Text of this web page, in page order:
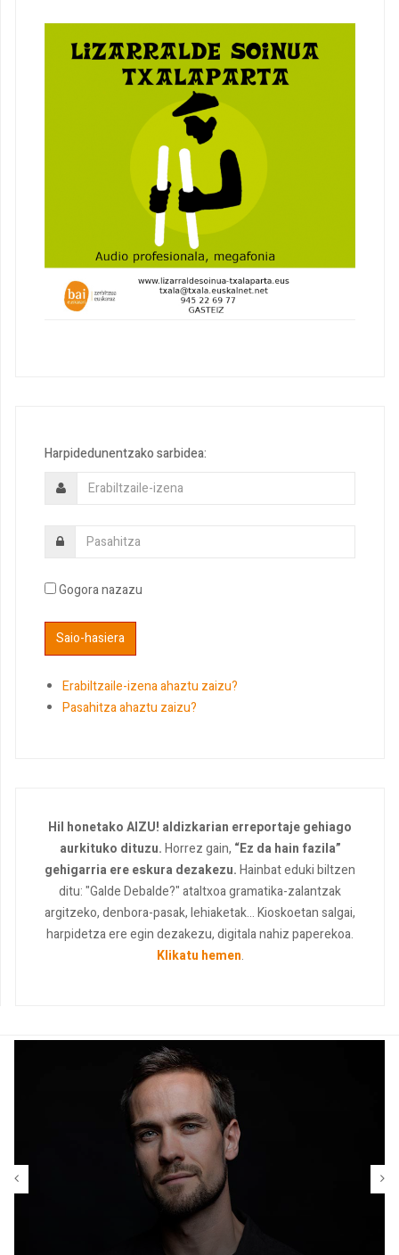
Harpidedunentzako sarbidea:
Gogora nazazu
Erabiltzaile-izena ahaztu zaizu?
Pasahitza ahaztu zaizu?
Hil honetako AIZU! aldizkarian erreportaje gehiago
aurkituko dituzu.Horrez gain, “Ez da hain fazila”
gehigarria ere eskura dezakezu.Hainbat eduki biltzen
ditu: "Galde Debalde?" ataltxoa gramatika-zalantzak
argitzeko, denbora-pasak, lehiaketak... Kioskoetan salgai,
harpidetza ere egin dezakezu, digitala nahiz paperekoa.
Klikatu hemen.